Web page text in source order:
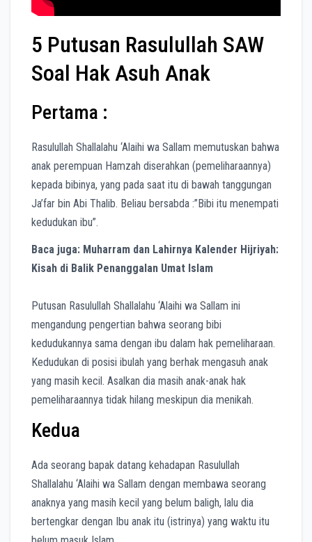
5 Putusan Rasulullah SAW
Soal Hak Asuh Anak
Pertama :
Rasulullah Shallalahu ‘Alaihi wa Sallam memutuskan bahwa
anak perempuan Hamzah diserahkan (pemeliharaannya)
kepada bibinya, yang pada saat itu di bawah tanggungan
Ja’far bin Abi Thalib. Beliau bersabda :”Bibi itu menempati
kedudukan ibu”.
Baca juga: Muharram dan Lahirnya Kalender Hijriyah:
Kisah di Balik Penanggalan Umat Islam
Putusan Rasulullah Shallalahu ‘Alaihi wa Sallam ini
mengandung pengertian bahwa seorang bibi
kedudukannya sama dengan ibu dalam hak pemeliharaan.
Kedudukan di posisi ibulah yang berhak mengasuh anak
yang masih kecil. Asalkan dia masih anak-anak hak
pemeliharaannya tidak hilang meskipun dia menikah.
Kedua
Ada seorang bapak datang kehadapan Rasulullah
Shallalahu ‘Alaihi wa Sallam dengan membawa seorang
anaknya yang masih kecil yang belum baligh, lalu dia
bertengkar dengan Ibu anak itu (istrinya) yang waktu itu